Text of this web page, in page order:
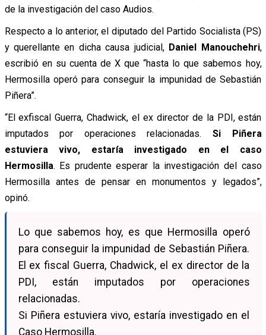
de la investigación del caso Audios.
Respecto a lo anterior, el diputado del Partido Socialista (PS)
y querellante en dicha causa judicial, Daniel Manouchehri,
escribióen su cuenta de X que “hasta lo que sabemos hoy,
Hermosilla operó para conseguir la impunidad de Sebastián
Piñera”.
“El exfiscal Guerra, Chadwick, el ex director de la PDI, están
imputados por operaciones relacionadas. Si Piñera
estuviera vivo, estaría investigado en el caso
Hermosilla. Es prudente esperar la investigación del caso
Hermosilla antes de pensar en monumentos y legados”,
opinó.
Lo que sabemos hoy, es que Hermosilla operó
para conseguir la impunidad de Sebastián Piñera.
El ex fiscal Guerra, Chadwick, el ex director de la
PDI, están imputados por operaciones
relacionadas.
Si Piñera estuviera vivo, estaría investigado en el
Caso Hermosilla.